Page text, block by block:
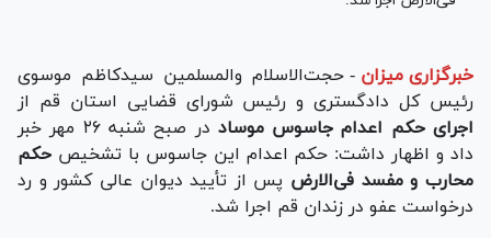
خبرگزاری میزان - حجت‌الاسلام والمسلمین سیدکاظم موسوی
رئیس کل دادگستری و رئیس شورای قضایی استان قم از
اجرای حکم اعدام جاسوس موساد
در صبح شنبه ۲۶ مهر خبر
داد و اظهار داشت: حکم اعدام این جاسوس با تشخیص حکم
محارب و مفسد فی‌الارض پس از تأیید دیوان عالی کشور و رد
درخواست عفو در زندان قم اجرا شد.